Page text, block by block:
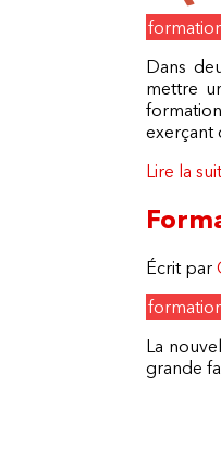
Dans
mettre
exerçant
Lire la
Écrit par
La
grande